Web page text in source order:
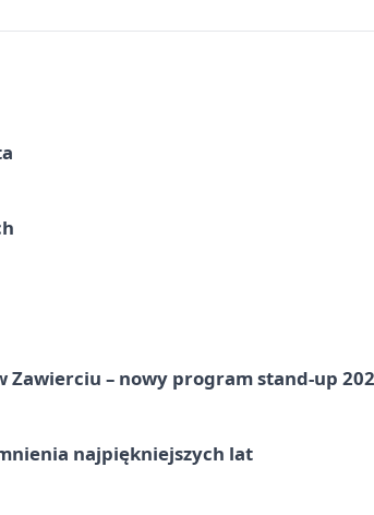
Zawierciu – nowy program stand-up
najpiękniejszych lat